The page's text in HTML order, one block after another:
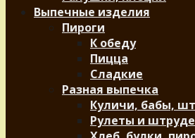
Выпечные изделия
Пироги
К обеду
Пицца
Сладкие
Разная выпечка
Куличи, бабы,
Рулеты и